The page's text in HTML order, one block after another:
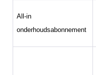
All-in
onderhoudsabonnement